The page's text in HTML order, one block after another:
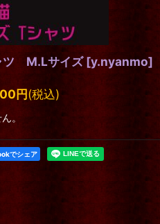
ツ M.Lサイズ [y.nyanmo]
円(税込)
。
でシェア